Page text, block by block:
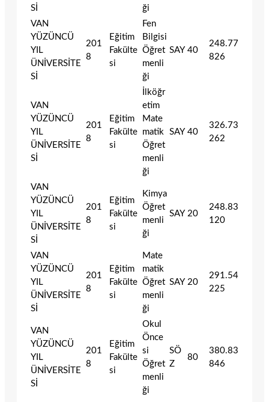
Sİ
ği
VAN
YÜZÜNCÜ
YIL
ÜNİVERSİTE
Sİ
201
8
Eğitim
Fakülte
si
Fen
Bilgisi
Öğret
menli
ği
SAY 40
248.77
826
VAN
YÜZÜNCÜ
YIL
ÜNİVERSİTE
Sİ
201
8
Eğitim
Fakülte
si
İlköğr
etim
Mate
matik
Öğret
menli
ği
SAY 40
326.73
262
VAN
YÜZÜNCÜ
YIL
ÜNİVERSİTE
Sİ
201
8
Eğitim
Fakülte
si
Kimya
Öğret
menli
ği
SAY 20
248.83
120
VAN
YÜZÜNCÜ
YIL
ÜNİVERSİTE
Sİ
201
8
Eğitim
Fakülte
si
Mate
matik
Öğret
menli
ği
SAY 20
291.54
225
VAN
YÜZÜNCÜ
YIL
ÜNİVERSİTE
Sİ
201
8
Eğitim
Fakülte
si
Okul
Önce
si
Öğret
menli
ği
SÖ
Z
80
380.83
846